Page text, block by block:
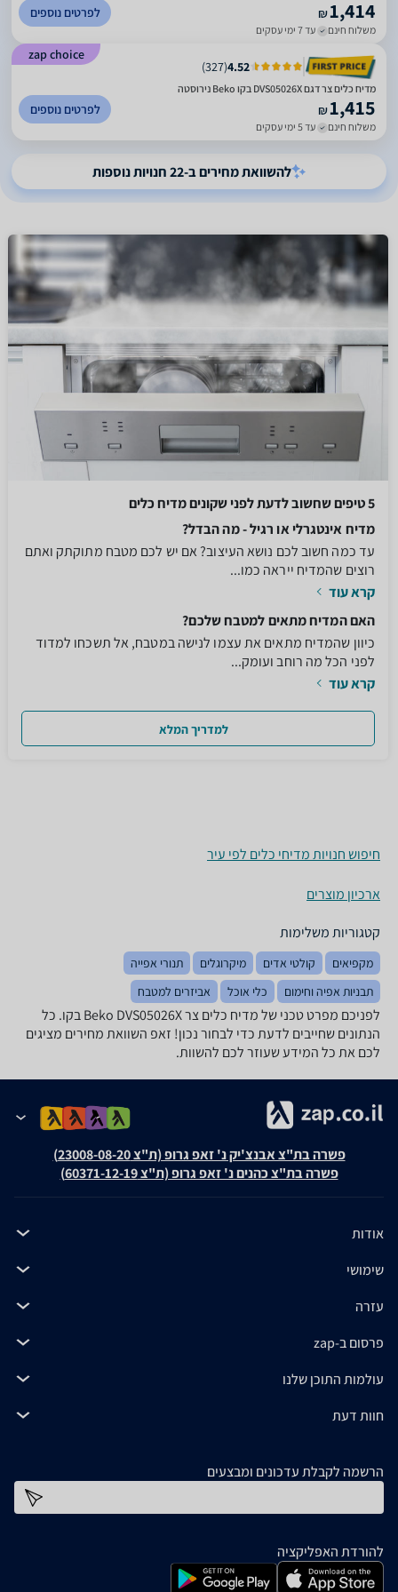
₪1,414
משלוח חינם עד 7 ימי עסקים
לפרטים נוספים
zap choice
4.52
(
327
)
מדיח כלים צר דגם DVS05026X בקו Beko נירוסטה
₪1,415
משלוח חינם עד 5 ימי עסקים
לפרטים נוספים
להשוואת מחירים ב-22 חנויות נוספות
5 טיפים שחשוב לדעת לפני שקונים מדיח כלים
מדיח אינטגרלי או רגיל - מה הבדל?
עד כמה חשוב לכם נושא העיצוב? אם יש לכם מטבח מתוקתק ואתם
רוצים שהמדיח ייראה כמו...
קרא עוד
האם המדיח מתאים למטבח שלכם?
כיוון שהמדיח מתאים את עצמו לנישה במטבח, אל תשכחו למדוד
לפני הכל מה רוחב ועומק...
קרא עוד
למדריך המלא
חיפוש חנויות מדיחי כלים לפי עיר
ארכיון מוצרים
קטגוריות משלימות
מקפיאים קולטי אדים מיקרוגלים
תנורי אפייה
תבניות אפיה וחימום
כלי אוכל אביזרים למטבח
לפניכם מפרט טכני של מדיח כלים ‏צר Beko DVS05026X בקו. כל
הנתונים שחייבים לדעת כדי לבחור נכון! זאפ השוואת מחירים מציגים
לכם את כל המידע שעוזר לכם להשוות.
פשרה בת"צ אבנצ'יק נ' זאפ גרופ (ת"צ 23008-08-20)
פשרה בת"צ כהנים נ' זאפ גרופ (ת"צ 60371-12-19)
אודות
שימושי
עזרה
פרסום ב-zap
עולמות התוכן שלנו
חוות דעת
הרשמה לקבלת עדכונים ומבצעים
להורדת האפליקציה